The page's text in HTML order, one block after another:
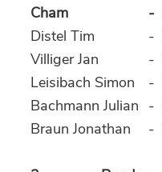
Cham
-
Distel Tim
-
Villiger Jan
-
Leisibach Simon
-
Bachmann Julian -
Braun Jonathan
-